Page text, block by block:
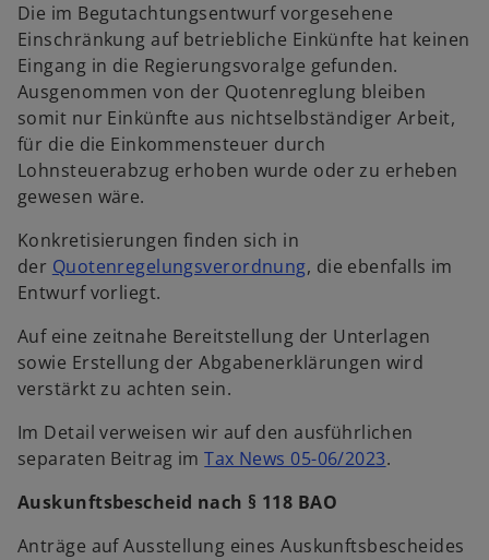
Die im Begutachtungsentwurf vorgesehene
Einschränkung auf betriebliche Einkünfte hat keinen
Eingang in die Regierungsvoralge gefunden.
Ausgenommen von der Quotenreglung bleiben
somit nur Einkünfte aus nichtselbständiger Arbeit,
für die die Einkommensteuer durch
Lohnsteuerabzug erhoben wurde oder zu erheben
gewesen wäre.
Konkretisierungen finden sich in
der Quotenregelungsverordnung, die ebenfalls im
Entwurf vorliegt.
Auf eine zeitnahe Bereitstellung der Unterlagen
sowie Erstellung der Abgabenerklärungen wird
verstärkt zu achten sein.
Im Detail verweisen wir auf den ausführlichen
separaten Beitrag imTax News 05-06/2023.
Auskunftsbescheid nach § 118 BAO
Anträge auf Ausstellung eines Auskunftsbescheides